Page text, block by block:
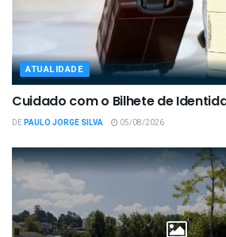
ATUALIDADE
Cuidado com o Bilhete de
DEPAULO JORGE SILVA 05/08/2026